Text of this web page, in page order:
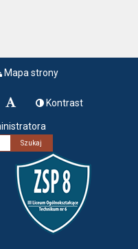
Mapa strony
Kontrast